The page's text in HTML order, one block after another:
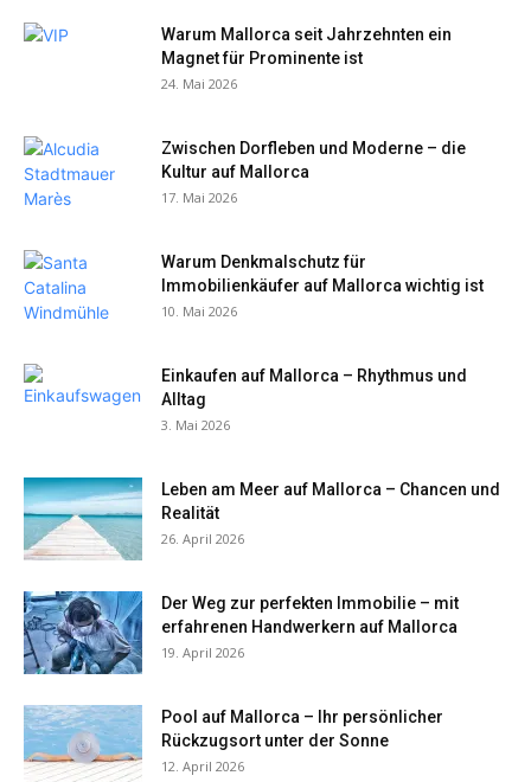
Warum Mallorca seit Jahrzehnten ein
Magnet für Prominente ist
24. Mai 2026
Zwischen Dorfleben und Moderne – die
Kultur auf Mallorca
17. Mai 2026
Warum Denkmalschutz für
Immobilienkäufer auf Mallorca wichtig ist
10. Mai 2026
Einkaufen auf Mallorca – Rhythmus und
Alltag
3. Mai 2026
Leben am Meer auf Mallorca – Chancen und
Realität
26. April 2026
Der Weg zur perfekten Immobilie – mit
erfahrenen Handwerkern auf Mallorca
19. April 2026
Pool auf Mallorca – Ihr persönlicher
Rückzugsort unter der Sonne
12. April 2026